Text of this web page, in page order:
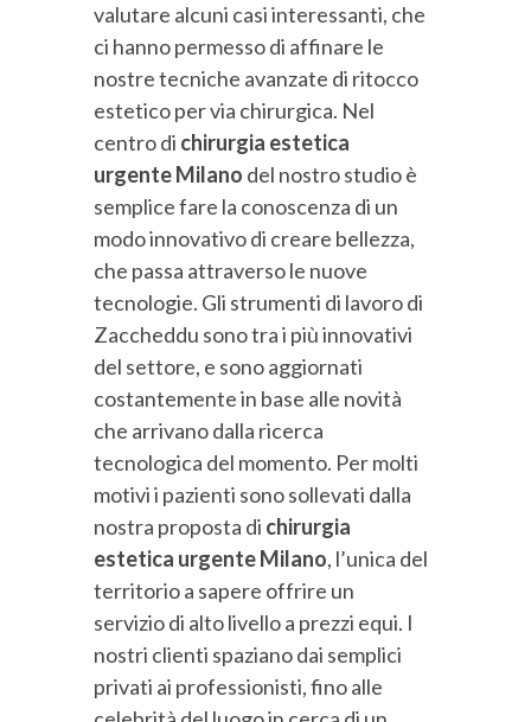
valutare alcuni casi interessanti, che
ci hanno permesso di affinare le
nostre tecniche avanzate di ritocco
estetico per via chirurgica. Nel
centro di chirurgia estetica
urgente Milano del nostro studio è
semplice fare la conoscenza di un
modo innovativo di creare bellezza,
che passa attraverso le nuove
tecnologie. Gli strumenti di lavoro di
Zaccheddu sono tra i più innovativi
del settore, e sono aggiornati
costantemente in base alle novità
che arrivano dalla ricerca
tecnologica del momento. Per molti
motivi i pazienti sono sollevati dalla
nostra proposta di chirurgia
estetica urgente Milano, l’unica del
territorio a sapere offrire un
servizio di alto livello a prezzi equi. I
nostri clienti spaziano dai semplici
privati ai professionisti, fino alle